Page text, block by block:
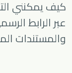
كيف يمكنني
عبر الرابط
والمستندات